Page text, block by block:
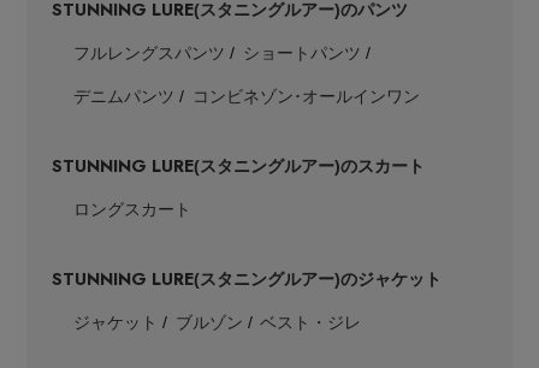
STUNNING LURE(スタニングルアー)のパンツ
フルレングスパンツ ショートパンツ
デニムパンツ コンビネゾン･オールインワン
STUNNING LURE(スタニングルアー)のスカート
ロングスカート
STUNNING LURE(スタニングルアー)のジャケット
ジャケット ブルゾン ベスト・ジレ